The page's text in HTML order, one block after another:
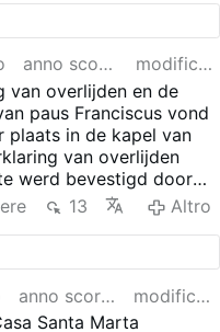
anno scorso
modificato
van overlijden en de
paus Franciscus vond
plaats in de kapel van
van overlijden
werd bevestigd door
van de Kerk. Er
zowel het ongebruikte
de derde verdieping van
Franciscus' eigenlijke
Het lichaam van paus
9 uur naar de Sint-
13 Altro
anno scorso
modificato
Santa Marta